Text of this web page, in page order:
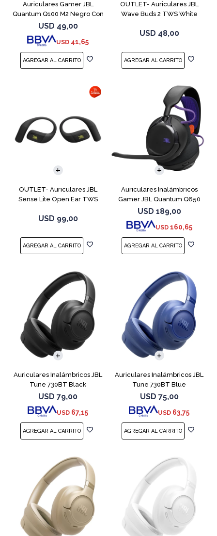
Auriculares Gamer JBL
Quantum Q100 M2 Negro Con
Micrófono
USD 49,00
USD 41,65
OUTLET- Auriculares JBL
Wave Buds 2 TWS White
USD 48,00
OUTLET- Auriculares JBL
Sense Lite Open Ear TWS
USD 99,00
Auriculares Inalámbricos
Gamer JBL Quantum Q650
Negro
USD 189,00
USD 160,65
Auriculares Inalámbricos JBL
Tune 730BT Black
USD 79,00
USD 67,15
Auriculares Inalámbricos JBL
Tune 730BT Blue
USD 75,00
USD 63,75